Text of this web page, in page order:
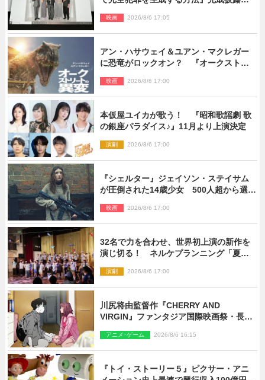
映画 2026/8/6 17:05
アン・ハサウェイ＆ユアン・マクレガー
に恐竜がロックオン？ 『オークストリ
解禁
映画 2026/8/6 17:00
本仮屋ユイカが歌う！ 『昭和歌謡劇 歌
の銀座パラダイス♪』11月より上演決定
演劇 2026/8/6 17:00
『シェルター』ジェイソン・ステイサム
が圧倒された14歳少女 500人超から選出
とは
映画 2026/8/6 17:00
32名で力を合わせ、世界初上演の新作を
演じ切る！ ネルケプランニング「夏休
ト【最終日】
演劇 2026/8/6 17:00
川尻将由監督作『CHERRY AND
VIRGIN』ファンタジア国際映画祭・長編
アニメ･ゲーム 2026/8/6 16:15
『トイ・ストーリー５』ピクサー・アニ